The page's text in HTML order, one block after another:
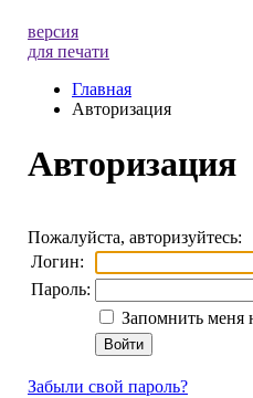
версия
для печати
Главная
Авторизация
Авторизация
Пожалуйста, авторизуйтесь:
Логин:
Пароль:
Запомнить меня
Забыли свой пароль?